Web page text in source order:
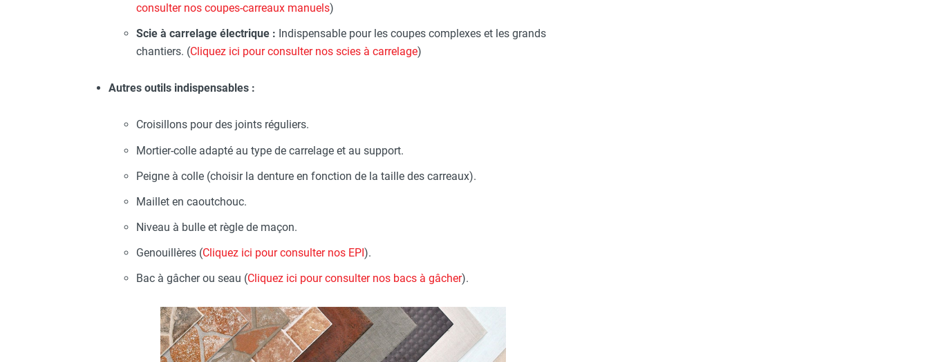
consulter nos coupes-carreaux manuels)
Scie à carrelage électrique : Indispensable pour les coupes complexes et les grands
chantiers. (Cliquez ici pour consulter nos scies à carrelage)
Autres outils indispensables :
Croisillons pour des joints réguliers.
Mortier-colle adapté au type de carrelage et au support.
Peigne à colle (choisir la denture en fonction de la taille des carreaux).
Maillet en caoutchouc.
Niveau à bulle et règle de maçon.
Genouillères (Cliquez ici pour consulter nos EPI ).
Bac à gâcher ou seau (Cliquez ici pour consulter nos bacs à gâcher).